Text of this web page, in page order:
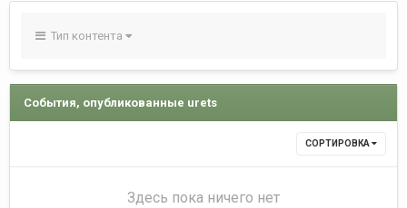
Тип контента
События, опубликованные urets
СОРТИРОВКА
Здесь пока ничего нет